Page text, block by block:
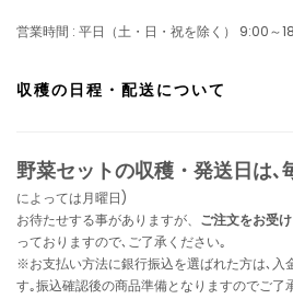
営業時間 : 平日（土・日・祝を除く） 9:00～
収穫の日程・配送について
野菜セットの収穫・発送日は､
によっては月曜日)
お待たせする事がありますが、 ご注文をお受
っておりますので､ご了承ください｡
※お支払い方法に銀行振込を選ばれた方は､入
す｡振込確認後の商品準備となりますのでご了